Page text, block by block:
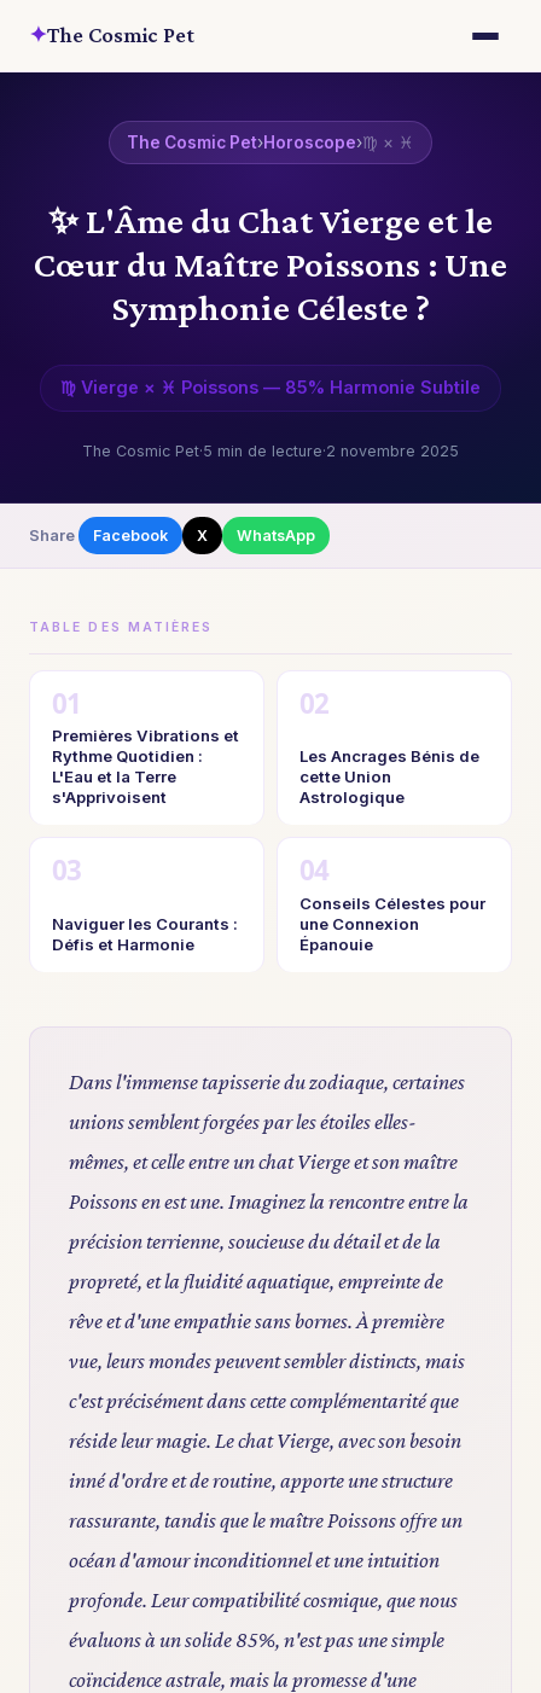
✦The Cosmic Pet
The Cosmic Pet›Horoscope›♍ × ♓
✨ L'Âme du Chat Vierge et le
Cœur du Maître Poissons : Une
Symphonie Céleste ?
♍ Vierge × ♓ Poissons — 85% Harmonie Subtile
The Cosmic Pet·5 min de lecture·2 novembre 2025
Share Facebook X WhatsApp
TABLE DES MATIÈRES
Premières Vibrations et
Rythme Quotidien :
L'Eau et la Terre
s'Apprivoisent
Les Ancrages Bénis de
cette Union
Astrologique
Naviguer les Courants :
Défis et Harmonie
Conseils Célestes pour
une Connexion
Épanouie
Dans l'immense tapisserie du zodiaque, certaines
unions semblent forgées par les étoiles elles-
mêmes, et celle entre un chat Vierge et son maître
Poissons en est une. Imaginez la rencontre entre la
précision terrienne, soucieuse du détail et de la
propreté, et la fluidité aquatique, empreinte de
rêve et d'une empathie sans bornes. À première
vue, leurs mondes peuvent sembler distincts, mais
c'est précisément dans cette complémentarité que
réside leur magie. Le chat Vierge, avec son besoin
inné d'ordre et de routine, apporte une structure
rassurante, tandis que le maître Poissons offre un
océan d'amour inconditionnel et une intuition
profonde. Leur compatibilité cosmique, que nous
évaluons à un solide 85%, n'est pas une simple
coïncidence astrale, mais la promesse d'une